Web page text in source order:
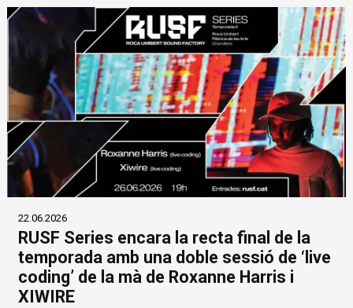
22.06.2026
RUSF Series encara la recta final de la
temporada amb una doble sessió de ‘live
coding’ de la mà de Roxanne Harris i
XIWIRE